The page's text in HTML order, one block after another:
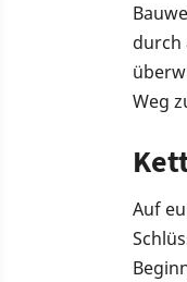
durch
Weg
Auf